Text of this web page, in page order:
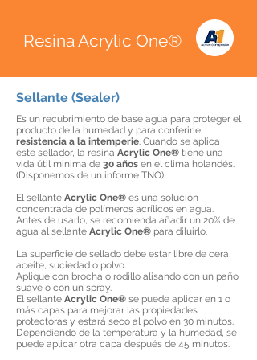
Resina Acrylic One®
Sellante (Sealer)
Es un recubrimiento de base agua para proteger el
producto de la humedad y para conferirle
resistencia a la intemperie. Cuando se aplica
este sellador, la resina Acrylic One® tiene una
vida útil minima de 30 años en el clima holandés.
(Disponemos de un informe TNO).
El sellante Acrylic One® es una solución
concentrada de polímeros acrílicos en agua.
Antes de usarlo, se recomienda añadir un 20% de
agua al sellante Acrylic One® para diluirlo.
La superficie de sellado debe estar libre de cera,
aceite, suciedad o polvo.
Aplique con brocha o rodillo alisando con un paño
suave o con un spray.
El sellante Acrylic One® se puede aplicar en 1 o
más capas para mejorar las propiedades
protectoras y estará seco al polvo en 30 minutos.
Dependiendo de la temperatura y la humedad, se
puede aplicar otra capa después de 45 minutos.